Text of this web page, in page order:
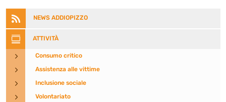
 NEWS ADDIOPIZZO
 ATTIVITÀ
5 Consumo critico
5 Assistenza alle vittime
5 Inclusione sociale
5 Volontariato